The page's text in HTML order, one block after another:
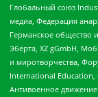
Глобальный союз
медиа, Федерация
Германское общество
Эберта, XZ gGmbH,
и миротворчества,
International
Антивоенное